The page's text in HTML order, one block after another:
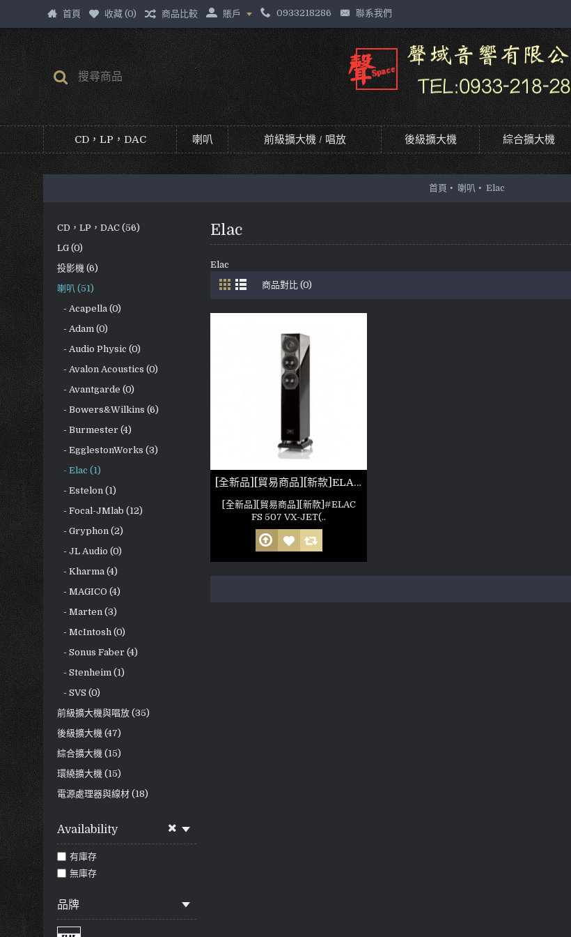
首頁 收藏 (0) 商品比較 賬戶 0933218286 聯系我們
CD，LP，DAC 喇叭 前級擴大機 / 唱放 後級擴大機 綜合擴大機
首頁 喇叭 Elac
CD，LP，DAC (56)
LG (0)
投影機 (6)
喇叭 (51)
- Acapella (0)
- Adam (0)
- Audio Physic (0)
- Avalon Acoustics (0)
- Avantgarde (0)
- Bowers&Wilkins (6)
- Burmester (4)
- EgglestonWorks (3)
- Elac (1)
- Estelon (1)
- Focal-JMlab (12)
- Gryphon (2)
- JL Audio (0)
- Kharma (4)
- MAGICO (4)
- Marten (3)
- McIntosh (0)
- Sonus Faber (4)
- Stenheim (1)
- SVS (0)
前級擴大機與唱放 (35)
後級擴大機 (47)
綜合擴大機 (15)
環繞擴大機 (15)
電源處理器與線材 (18)
Availability
有庫存
無庫存
品牌
Elac
Elac
商品對比 (0)
[全新品][貿易商品][新款]ELAC FS 507 VX-JET(參考照片)
[全新品][貿易商品][新款]#ELAC
FS 507 VX-JET(..